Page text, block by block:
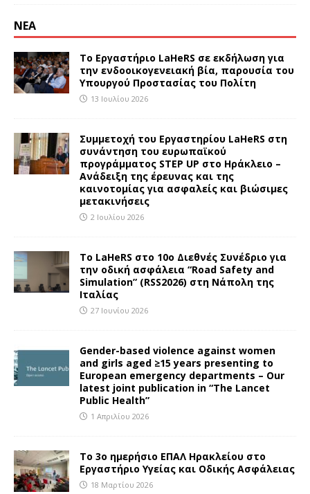
ΝΕΑ
Το Εργαστήριο LaHeRS σε εκδήλωση για
την ενδοοικογενειακή βία, παρουσία του
Υπουργού Προστασίας του Πολίτη
13 Ιουλίου 2026
Συμμετοχή του Εργαστηρίου LaHeRS στη
συνάντηση του ευρωπαϊκού
προγράμματος STEP UP στο Ηράκλειο –
Ανάδειξη της έρευνας και της
καινοτομίας για ασφαλείς και βιώσιμες
μετακινήσεις
2 Ιουλίου 2026
To LaHeRS στο 10ο Διεθνές Συνέδριο για
την οδική ασφάλεια “Road Safety and
Simulation” (RSS2026) στη Νάπολη της
Ιταλίας
27 Ιουνίου 2026
Gender-based violence against women
and girls aged ≥15 years presenting to
European emergency departments – Our
latest joint publication in “The Lancet
Public Health”
1 Απριλίου 2026
Το 3ο ημερήσιο ΕΠΑΛ Ηρακλείου στο
Εργαστήριο Υγείας και Οδικής Ασφάλειας
18 Μαρτίου 2026